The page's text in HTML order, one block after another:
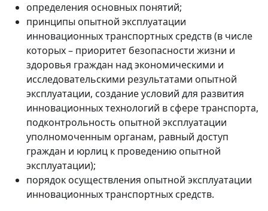
определения основных понятий;
принципы опытной эксплуатации
инновационных транспортных средств (в числе
которых – приоритет безопасности жизни и
здоровья граждан над экономическими и
исследовательскими результатами опытной
эксплуатации, создание условий для развития
инновационных технологий в сфере транспорта,
подконтрольность опытной эксплуатации
уполномоченным органам, равный доступ
граждан и юрлиц к проведению опытной
эксплуатации);
порядок осуществления опытной эксплуатации
инновационных транспортных средств.